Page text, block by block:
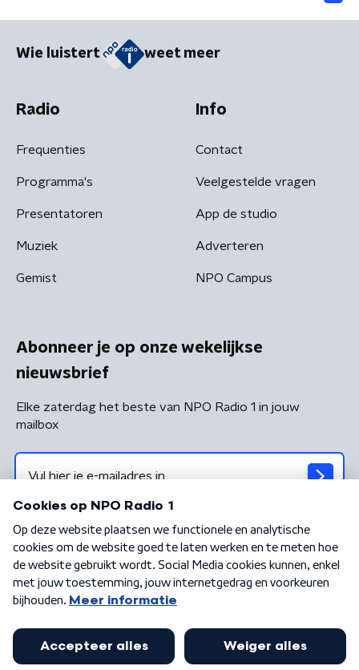
Wie luistert weet meer
Radio
Frequenties
Programma's
Presentatoren
Muziek
Gemist
Info
Contact
Veelgestelde vragen
App de studio
Adverteren
NPO Campus
Abonneer je op onze wekelijkse
nieuwsbrief
Elke zaterdag het beste van NPO Radio 1 in jouw
mailbox
Algemene voorwaarden